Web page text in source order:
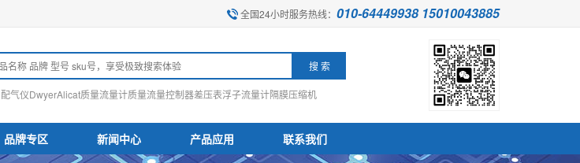
全国24小时服务热线： 010-64449938 15010043885
配气仪DwyerAlicat质量流量计质量流量控制器差压表浮子流量计隔膜压缩机
品牌专区 新闻中心 产品应用 联系我们